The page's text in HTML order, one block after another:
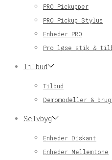
PRO Pickupper
PRO Pickup Stylus
Enheder PRO
Pro løse stik &
Tilbud
Tilbud
Demomodeller &
Selvbyg
Enheder Diskant
Enheder Mellemtone